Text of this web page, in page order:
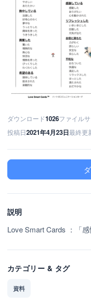
ダウンロード1026ファイル
投稿日2021年4月23日最終更
説明
Love Smart Cards ：「感
カテゴリー & タグ
資料